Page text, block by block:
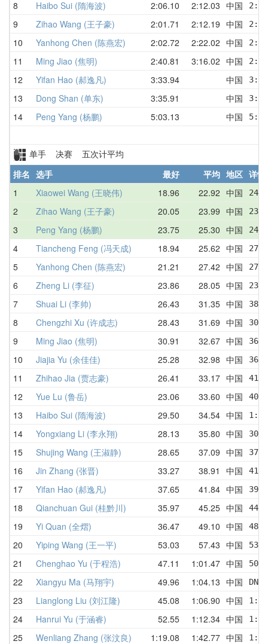
8 Haibo Sui (隋海波) 2:06.10 2:12.03 中国
9 Zihao Wang (王子豪) 2:01.71 2:12.19 中国
10 Yanhong Chen (陈燕宏) 2:02.72 2:22.02 中国
11 Ming Jiao (焦明) 2:40.81 3:16.02 中国
12 Yifan Hao (郝逸凡) 3:33.94 中国
13 Dong Shan (单东) 3:35.91 中国
14 Peng Yang (杨鹏) 5:03.13 中国
单手 决赛 五次计平均
排名 选手 最好 平均 地区 详情
1
Xiaowei Wang (王晓伟) 18.96 22.92 中国
2 Zihao Wang (王子豪) 20.05 23.99 中国
3 Peng Yang (杨鹏) 23.75 25.30 中国
4 Tiancheng Feng (冯天成) 18.94 25.62 中国
5 Yanhong Chen (陈燕宏) 21.21 27.42 中国
6 Zheng Li (李征) 23.86 28.05 中国
7 Shuai Li (李帅) 26.43 31.35 中国
8 Chengzhi Xu (许成志) 28.43 31.69 中国
9 Ming Jiao (焦明) 30.91 32.67 中国
10 Jiajia Yu (余佳佳) 25.28 32.98 中国
11 Zhihao Jia (贾志豪) 26.41 33.17 中国
12 Yue Lu (鲁岳) 23.06 33.60 中国
13 Haibo Sui (隋海波) 29.50 34.54 中国
14 Yongxiang Li (李永翔) 28.13 35.80 中国
15 Shujing Wang (王淑静) 28.65 37.09 中国
16 Jin Zhang (张晋) 33.27 38.91 中国
17 Yifan Hao (郝逸凡) 37.65 41.84 中国
18 Qianchuan Gui (桂黔川) 35.97 45.25 中国
19 Yi Quan (全熠) 36.47 49.10 中国
20 Yiping Wang (王一平) 53.03 57.43 中国
21 Chenghao Yu (于程浩) 47.11 1:01.47 中国
22 Xiangyu Ma (马翔宇) 49.96 1:04.13 中国
23 Lianglong Liu (刘江隆) 45.08 1:06.90 中国
24 Hanrui Yu (于涵睿) 52.55 1:12.34 中国
25 Wenliang Zhang (张汶良) 1:19.08 1:42.77 中国